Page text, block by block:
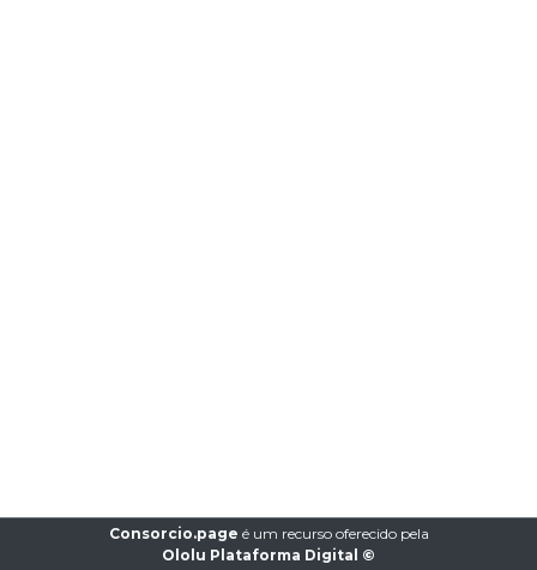
Consorcio.page é um recurso oferecido pela
Ololu Plataforma Digital ©